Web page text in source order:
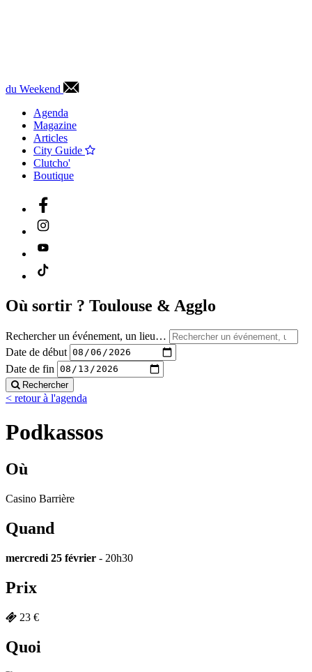
du Weekend
Agenda
Magazine
Articles
City Guide
Clutcho'
Boutique
Où sortir ? Toulouse & Agglo
Rechercher un événement, un lieu…
Date de début
Date de fin
Rechercher
< retour à l'agenda
Podkassos
Où
Casino Barrière
Quand
mercredi 25 février - 20h30
Prix
23 €
Quoi